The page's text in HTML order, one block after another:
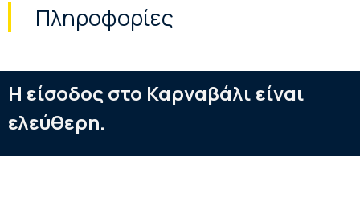
Πληροφορίες
Η είσοδος στο Καρναβάλι είναι
ελεύθερη.